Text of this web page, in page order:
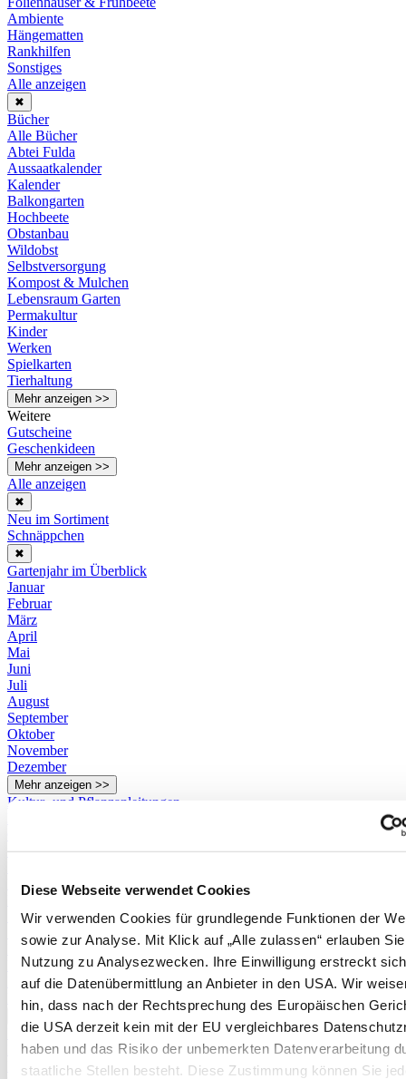
Diese Webseite verwendet Cookies
Wir verwenden Cookies für grundlegende Funktionen der
sowie zur Analyse. Mit Klick auf „Alle zulassen“ erlauben
Nutzung zu Analysezwecken. Ihre Einwilligung erstreckt
auf die Datenübermittlung an Anbieter in den USA. Wir
hin, dass nach der Rechtsprechung des Europäischen
die USA derzeit kein mit der EU vergleichbares
haben und das Risiko der unbemerkten Datenverarbeitung
staatliche Stellen besteht. Diese Zustimmung können Sie
Ambiente
Hängematten
Rankhilfen
Sonstiges
Alle anzeigen
✖
Bücher
Alle Bücher
Abtei Fulda
Aussaatkalender
Kalender
Balkongarten
Hochbeete
Obstanbau
Wildobst
Selbstversorgung
Kompost & Mulchen
Lebensraum Garten
Permakultur
Kinder
Werken
Spielkarten
Tierhaltung
Mehr anzeigen >>
Weitere
Gutscheine
Geschenkideen
Mehr anzeigen >>
Alle anzeigen
✖
Neu im Sortiment
Schnäppchen
✖
Gartenjahr im Überblick
Januar
Februar
März
April
Mai
Juni
Juli
August
September
Oktober
November
Dezember
Mehr anzeigen >>
Kultur- und Pflanzanleitungen
Schneiden von Weinreben
Rhabarber
Erdnüsse
Spargel (aus Pflänzchen)
Stachelbeeren
Kartoffeln
Pflanzanleitung und Befruchtertabelle für Apfelbäume
Pflanzanleitung und Befruchtertabelle für Birnbäume
Pflanzkartoffeltabelle
Mehr anzeigen >>
Pflanzkartoffeltabelle
Boden & Düngung
Düngertabelle